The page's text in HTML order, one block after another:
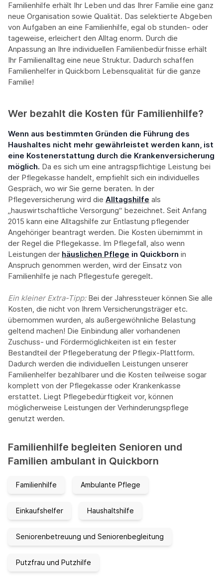
Familienhilfe erhält Ihr Leben und das Ihrer Familie eine ganz
neue Organisation sowie Qualität. Das selektierte Abgeben
von Aufgaben an eine Familienhilfe, egal ob stunden- oder
tageweise, erleichert den Alltag enorm. Durch die
Anpassung an Ihre individuellen Familienbedürfnisse erhält
Ihr Familienalltag eine neue Struktur. Dadurch schaffen
Familienhelfer in Quickborn Lebensqualität für die ganze
Familie!
Wer bezahlt die Kosten für Familienhilfe?
Wenn aus bestimmten Gründen die Führung des
Haushaltes nicht mehr gewährleistet werden kann, ist
eine Kostenerstattung durch die Krankenversicherung
möglich. Da es sich um eine antragspflichtige Leistung bei
der Pflegekasse handelt, empfiehlt sich ein individuelles
Gespräch, wo wir Sie gerne beraten. In der
Pflegeversicherung wird die Alltagshilfe als
„hauswirtschaftliche Versorgung“ bezeichnet. Seit Anfang
2015 kann eine Alltagshilfe zur Entlastung pflegender
Angehöriger beantragt werden. Die Kosten übernimmt in
der Regel die Pflegekasse. Im Pflegefall, also wenn
Leistungen der häuslichen Pflege in Quickborn in
Anspruch genommen werden, wird der Einsatz von
Familienhilfe je nach Pflegestufe geregelt.
Ein kleiner Extra-Tipp:‍ Bei der Jahressteuer können Sie alle
Kosten, die nicht von Ihrem Versicherungsträger etc.
übernommen wurden, als außergewöhnliche Belastung
geltend machen! Die Einbindung aller vorhandenen
Zuschuss- und Fördermöglichkeiten ist ein fester
Bestandteil der Pflegeberatung der Pflegix-Plattform.
Dadurch werden die individuellen Leistungen unserer
Familienhelfer bezahlbarer und die Kosten teilweise sogar
komplett von der Pflegekasse oder Krankenkasse
erstattet. Liegt Pflegebedürftigkeit vor, können
möglicherweise Leistungen der Verhinderungspflege
genutzt werden.
Familienhilfe begleiten Senioren und
Familien ambulant in Quickborn
Familienhilfe Ambulante Pflege
Einkaufshelfer Haushaltshilfe
Seniorenbetreuung und Seniorenbegleitung
Putzfrau und Putzhilfe